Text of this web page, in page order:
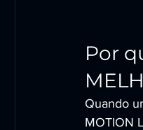
Por
Quando
MOTION